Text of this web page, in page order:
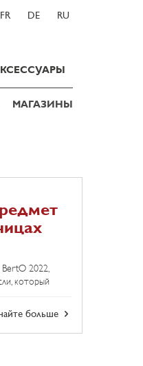
FR DE RU
МАГАЗИНЫ
2022,
который
больше